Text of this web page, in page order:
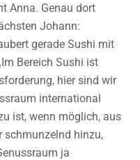
Anna. Genau dort
Johann:
gerade Sushi mit
Bereich Sushi ist
hier sind wir
international
ist, wenn möglich, aus
schmunzelnd hinzu,
ja